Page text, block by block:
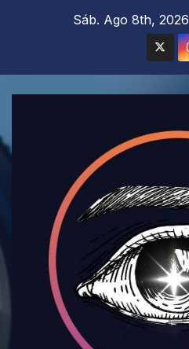
Sáb. Ago 8th, 2026